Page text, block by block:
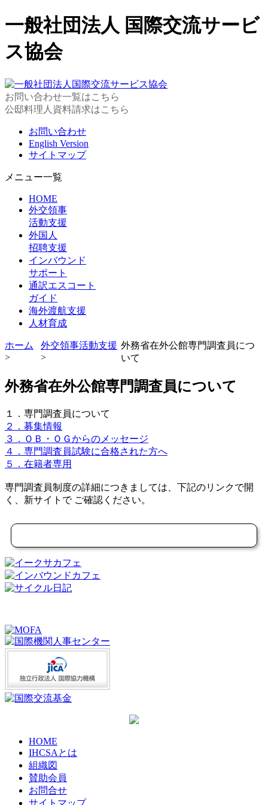
一般社団法人 国際交流サービ
ス協会
お問い合わせ一覧はこちら
公邸料理人資料請求はこちら
お問い合わせ
English Version
サイトマップ
メニュー一覧
HOME
外交領事
活動支援
外国人
招聘支援
インバウンド
サポート
通訳エスコート
ガイド
海外渡航支援
人材育成
ホーム
>
外交領事活動支援
>
外務省在外公館専門調査員につ
いて
外務省在外公館専門調査員について
１．専門調査員について
２．募集情報
３．ＯＢ・ＯＧからのメッセージ
４．専門調査員試験に合格された方へ
５．在籍者専用
専門調査員制度の詳細につきましては、下記のリンクで開
く、新サイトで ご確認ください。
HOME
IHCSAとは
組織図
賛助会員
お問合せ
サイトマップ